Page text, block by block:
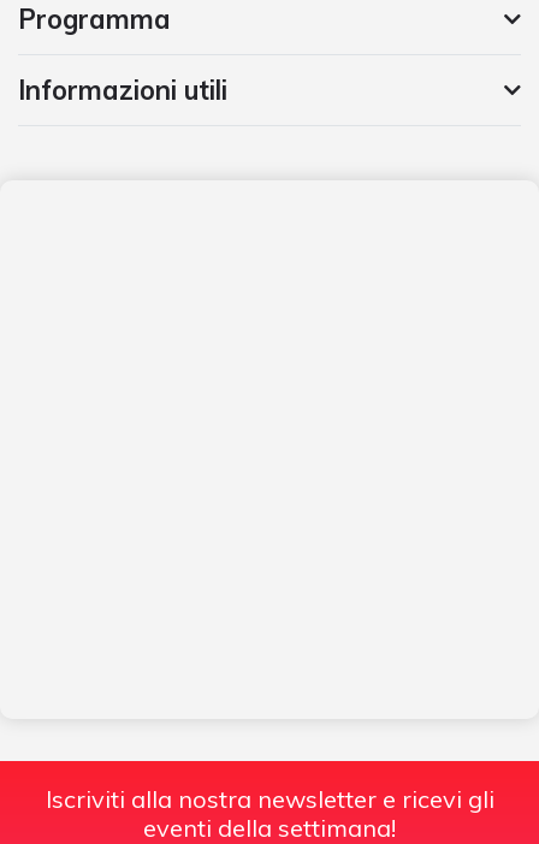
Programma
Informazioni utili
Iscriviti alla nostra newsletter e ricevi gli
eventi della settimana!